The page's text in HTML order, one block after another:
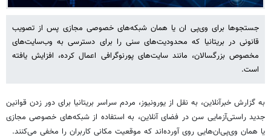
جستجوها برای وی‌پی ان یا همان شبکه‌های خصوصی مجازی پس از تصویب
قانونی در بریتانیا که محدودیت‌های سنی را برای دسترسی به وب‌سایت‌های
مخصوص بزرگسالان، مانند سایت‌های پورنوگرافی اعمال کرده، افزایش یافته
است.
به گزارش خبرآنلاین، به نقل از یورونیوز، مردم سراسر بریتانیا برای دور زدن قوانین
جدید راستی‌آزمایی سن در فضای آنلاین، به استفاده از شبکه‌های خصوصی مجازی
یا همان وی‌پی‌ان‌هایی روی آورده‌اند که موقعیت مکانی کاربران را مخفی می‌کنند.